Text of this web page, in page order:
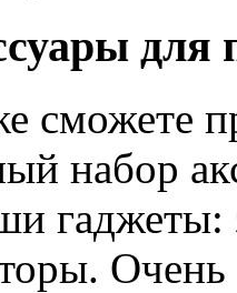
сможете
набор
гаджеты:
Очень